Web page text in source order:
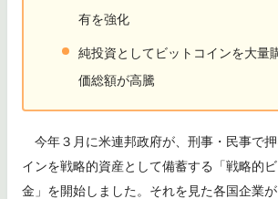
有を強化
純投資としてビットコインを大量
価総額が高騰
今年３月に米連邦政府が、刑事・民事で
インを戦略的資産として備蓄する「戦略的
金」を開始しました。それを見た各国企業